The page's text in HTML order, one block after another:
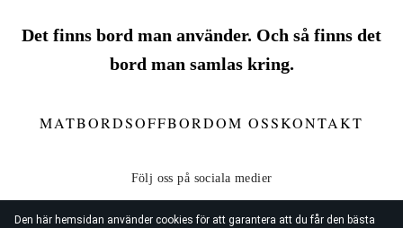
Den här hemsidan använder cookies för att garantera att du får den bästa
Det finns bord man använder. Och så finns det
bord man samlas kring.
MATBORDSOFFBORDOM OSSKONTAKT